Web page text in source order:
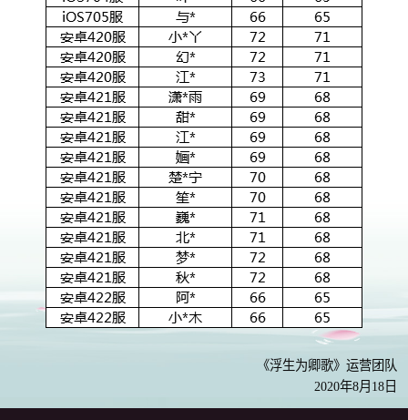
《浮生为卿歌》运营团队
2020年8月18日